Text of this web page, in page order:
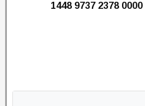
1448 9737 2378 0000